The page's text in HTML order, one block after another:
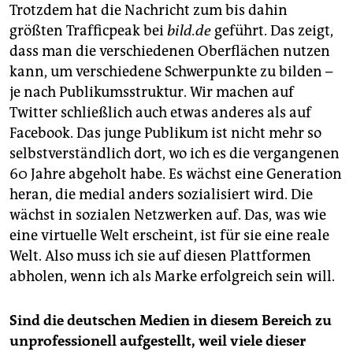
Trotzdem hat die Nachricht zum bis dahin
größten Trafficpeak beibild.de geführt. Das zeigt,
dass man die verschiedenen Oberflächen nutzen
kann, um verschiedene Schwerpunkte zu bilden –
je nach Publikumsstruktur. Wir machen auf
Twitter schließlich auch etwas anderes als auf
Facebook. Das junge Publikum ist nicht mehr so
selbstverständlich dort, wo ich es die vergangenen
60 Jahre abgeholt habe. Es wächst eine Generation
heran, die medial anders sozialisiert wird. Die
wächst in sozialen Netzwerken auf. Das, was wie
eine virtuelle Welt erscheint, ist für sie eine reale
Welt. Also muss ich sie auf diesen Plattformen
abholen, wenn ich als Marke erfolgreich sein will.
Sind die deutschen Medien in diesem Bereich zu
unprofessionell aufgestellt, weil viele dieser